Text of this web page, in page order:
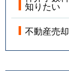
知りたい
不動産売